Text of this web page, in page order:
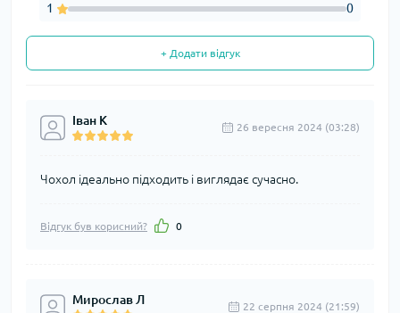
1 0
+ Додати відгук
Іван К 26 вересня 2024 (03:28)
Чохол ідеально підходить і виглядає сучасно.
Відгук був корисний? 0
Мирослав Л 22 серпня 2024 (21:59)